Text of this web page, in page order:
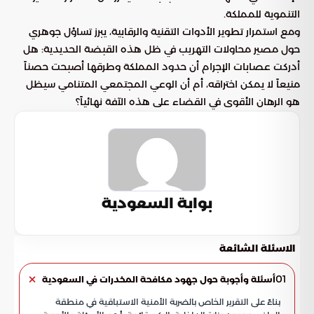
التنموية للمملكة.
ومع استمرار تطوير الأدوات التقنية والرقابية، يبرز تساؤل جوهري
حول مصير محاولات التهريب في ظل هذه القبضة الحديدية: هل
أدركت عصابات الإجرام أن حدود المملكة وطرقها أصبحت حصناً
منيعاً لا يمكن اختراقه، أم أن الوعي المجتمعي المتنامي سيظل
هو الرهان الأقوى في القضاء على هذه الآفة نهائياً؟
بوابة السعودية
الاسئلة الشائعة
01أسئلة وأجوبة حول جهود مكافحة المخدرات في السعودية
بناءً على التقرير الخاص بالضربة الأمنية الاستباقية في منطقة